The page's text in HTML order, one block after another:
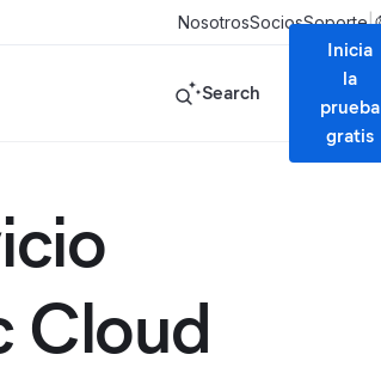
NosotrosSociosSoporte|
Search
Inicia
la
prueba
gratis
Cloud